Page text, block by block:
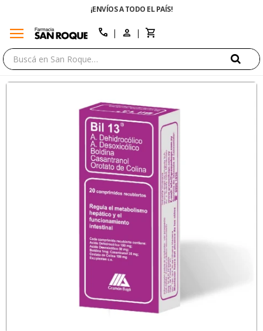
¡ENVÍOS A TODO EL PAÍS!
menu call
close